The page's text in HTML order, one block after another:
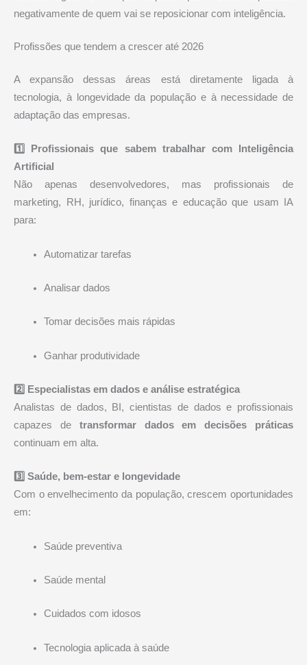
negativamente de quem vai se reposicionar com inteligência.
Profissões que tendem a crescer até 2026
A expansão dessas áreas está diretamente ligada à
tecnologia, à longevidade da população e à necessidade de
adaptação das empresas.
1️⃣ Profissionais que sabem trabalhar com Inteligência
Artificial
Não apenas desenvolvedores, mas profissionais de
marketing, RH, jurídico, finanças e educação que usam IA
para:
Automatizar tarefas
Analisar dados
Tomar decisões mais rápidas
Ganhar produtividade
2️⃣ Especialistas em dados e análise estratégica
Analistas de dados, BI, cientistas de dados e profissionais
capazes de transformar dados em decisões práticas
continuam em alta.
3️⃣ Saúde, bem-estar e longevidade
Com o envelhecimento da população, crescem oportunidades
em:
Saúde preventiva
Saúde mental
Cuidados com idosos
Tecnologia aplicada à saúde